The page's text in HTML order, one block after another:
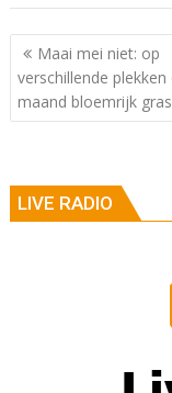
Maai mei niet: op
verschillende plekken
maand bloemrijk
LIVE RADIO